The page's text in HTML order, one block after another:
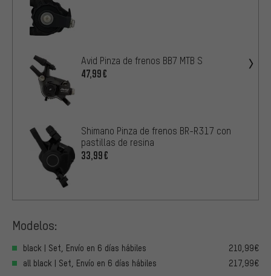
Avid Pinza de frenos BB7 MTB S
47,99€
Shimano Pinza de frenos BR-R317 con
pastillas de resina
33,99€
Modelos:
black | Set, Envío en 6 días hábiles
210,99€
all black | Set, Envío en 6 días hábiles
217,99€